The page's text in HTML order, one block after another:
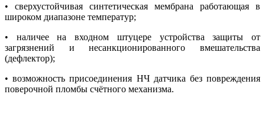
• сверхустойчивая синтетическая мембрана работающая в
широком диапазоне температур;
• наличее на входном штуцере устройства защиты от
загрязнений и несанкционированного вмешательства
(дефлектор);
• возможность присоединения НЧ датчика без повреждения
поверочной пломбы счётного механизма.